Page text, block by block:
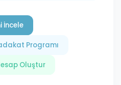
İncele
Programı
Oluştur